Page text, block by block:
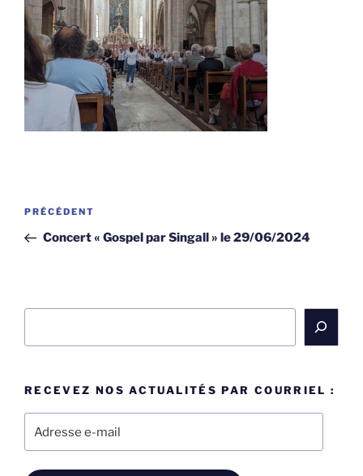
Navigation
l’article
Article
précédent
PRÉCÉDENT
Concert « Gospel par Singall » le 29/06/2024
RECEVEZ NOS ACTUALITÉS PAR COURRIEL :